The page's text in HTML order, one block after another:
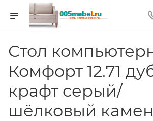
Стол
Комфорт 12.71
крафт серый/
шёлковый